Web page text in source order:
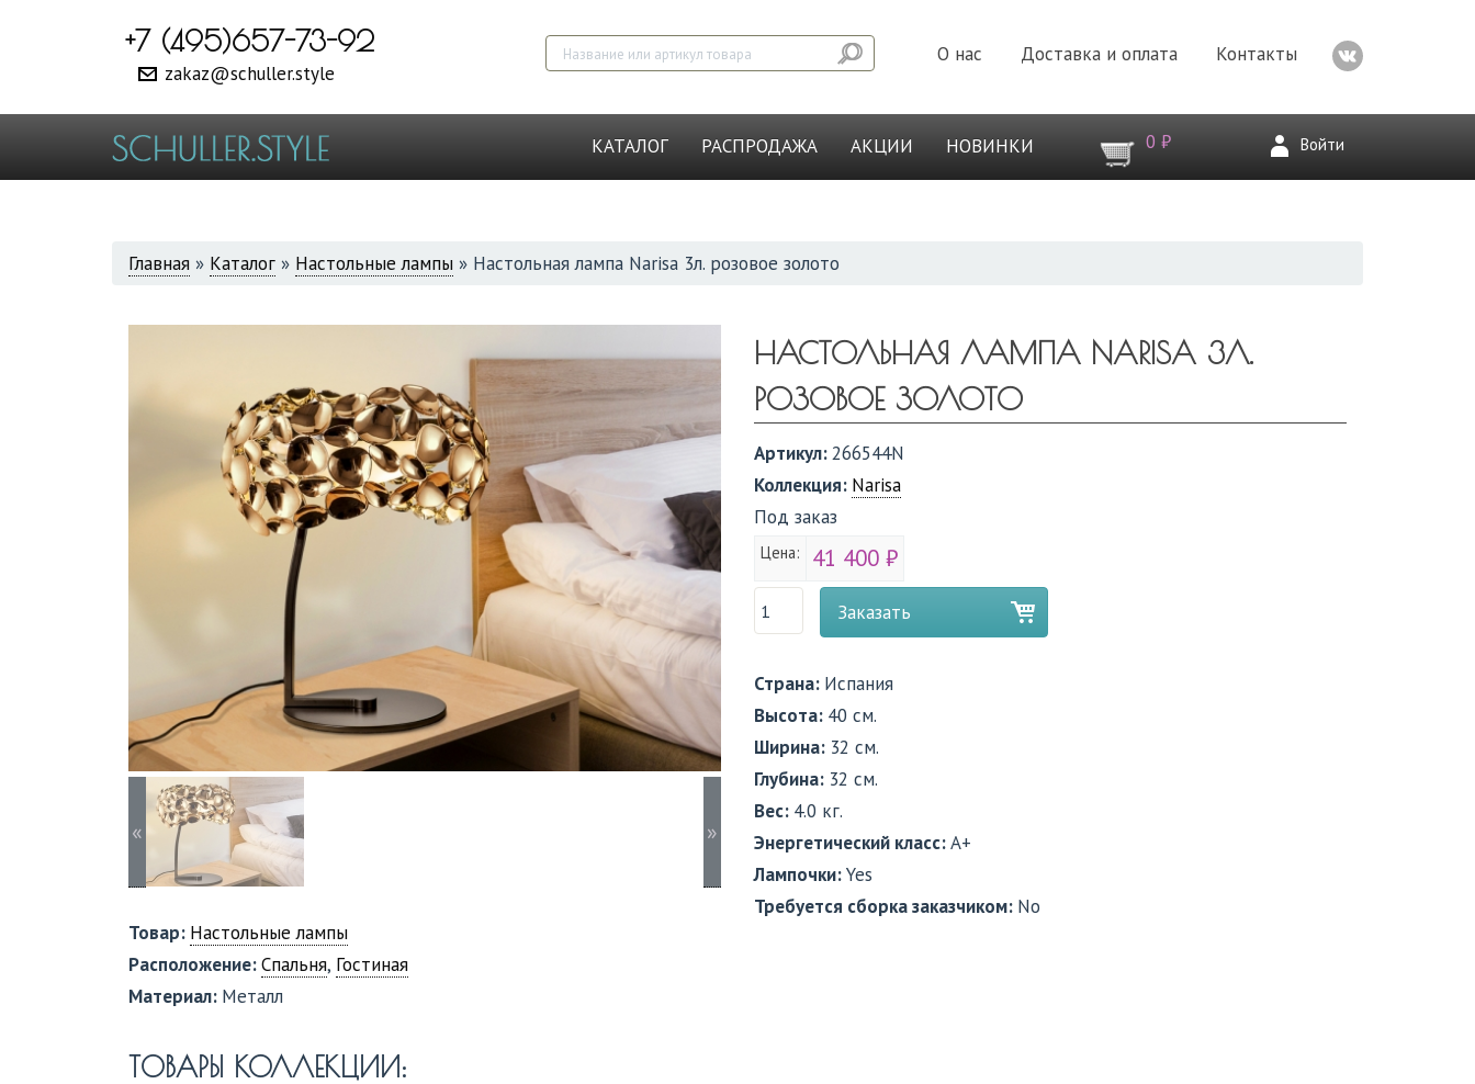
+7 (495)657-73-92
zakaz@schuller.style
О нас Доставка и оплата Контакты
КАТАЛОГ РАСПРОДАЖА АКЦИИ НОВИНКИ 0 ₽ Войти
ВЫ
Главная » Каталог » Настольные лампы » Настольная лампа Narisa 3л. розовое золото
« »
Товар: Настольные лампы
Расположение:Спальня, Гостиная
Материал: Металл
ТОВАРЫ КОЛЛЕКЦИИ:
НАСТОЛЬНАЯ ЛАМПА NARISA 3Л.
РОЗОВОЕ ЗОЛОТО
Артикул:266544N
Коллекция: Narisa
Под заказ
Цена: 41 400 ₽
Заказать
Страна: Испания
Высота: 40 см.
Ширина: 32 см.
Глубина: 32 см.
Вес: 4.0 кг.
Энергетический класс:A+
Лампочки:Yes
Требуется сборка заказчиком: No